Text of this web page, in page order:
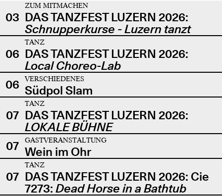
03
ZUM MITMACHEN
DAS TANZFEST LUZERN 2026:
Schnupperkurse - Luzern tanzt
06
TANZ
DAS TANZFEST LUZERN 2026:
Local Choreo-Lab
06
VERSCHIEDENES
Südpol Slam
07
TANZ
DAS TANZFEST LUZERN 2026:
LOKALE BÜHNE
07
GASTVERANSTALTUNG
Wein im Ohr
07
TANZ
DAS TANZFEST LUZERN 2026: Cie
7273: Dead Horse in a Bathtub